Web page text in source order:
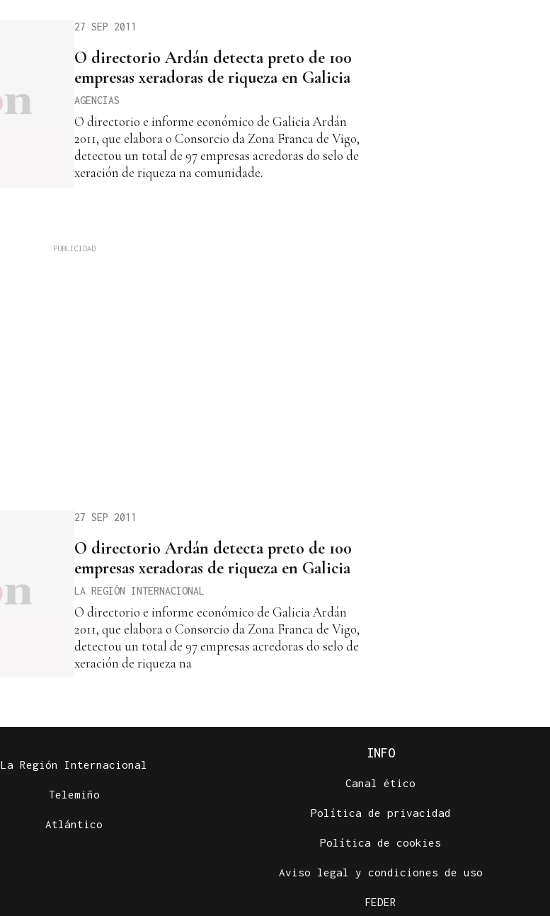
27 SEP 2011
O directorio Ardán detecta preto de 100
empresas xeradoras de riqueza en Galicia
AGENCIAS
O directorio e informe económico de Galicia Ardán
2011, que elabora o Consorcio da Zona Franca de Vigo,
detectou un total de 97 empresas acredoras do selo de
xeración de riqueza na comunidade.
27 SEP 2011
O directorio Ardán detecta preto de 100
empresas xeradoras de riqueza en Galicia
LA REGIÓN INTERNACIONAL
O directorio e informe económico de Galicia Ardán
2011, que elabora o Consorcio da Zona Franca de Vigo,
detectou un total de 97 empresas acredoras do selo de
xeración de riqueza na
La Región Internacional
Telemiño
Atlántico
INFO
Canal ético
Política de privacidad
Política de cookies
Aviso legal y condiciones de uso
FEDER